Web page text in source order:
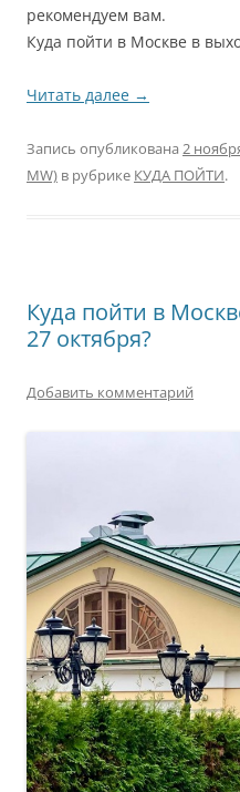
рекомендуем вам.
Куда пойти в Москве в
Читать далее →
Запись опубликована 2
MW) в рубрике КУДА ПОЙТИ.
Куда пойти в
27 октября?
Добавить комментарий